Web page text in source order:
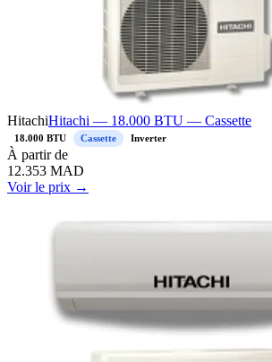
HitachiHitachi — 18.000 BTU — Cassette
18.000 BTU Cassette Inverter
À partir de
12.353 MAD
Voir le prix →